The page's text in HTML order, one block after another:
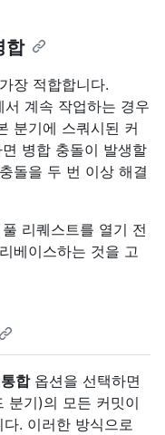
합
장 적합합니다.
계속 작업하는 경우
분기에 스쿼시된 커
병합 충돌이 발생할
돌을 두 번 이상 해결
리퀘스트를 열기 전
베이스하는 것을 고
합옵션을 선택하면
분기)의 모든 커밋이
. 이러한 방식으로